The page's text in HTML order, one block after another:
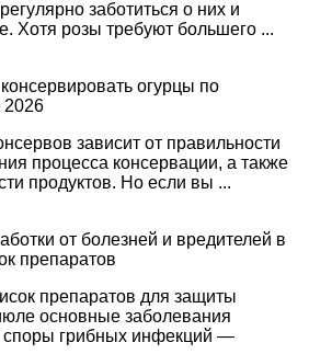
заботиться о них и
Хотя розы требуют большего ...
консервировать огурцы по
2026
зависит от правильности
процесса консервации, а также
продуктов. Но если вы ...
от болезней и вредителей в
препаратов
препаратов для защиты
основные заболевания
споры грибных инфекций —